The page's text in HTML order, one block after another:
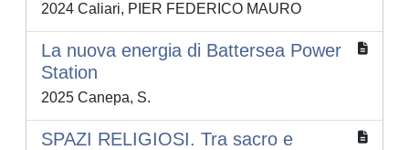
2024 Caliari, PIER FEDERICO MAURO
La nuova energia di Battersea Power
Station
2025 Canepa, S.
SPAZI RELIGIOSI. Tra sacro e